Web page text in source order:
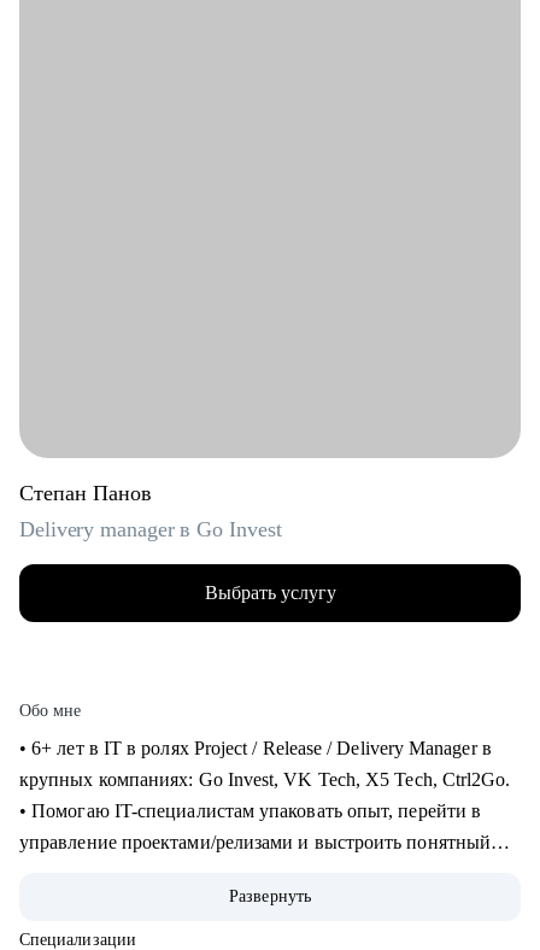
Степан Панов
Delivery manager в Go Invest
Выбрать услугу
Обо мне
• 6+ лет в IT в ролях Project / Release / Delivery Manager в
крупных компаниях: Go Invest, VK Tech, X5 Tech, Ctrl2Go.
• Помогаю IT-специалистам упаковать опыт, перейти в
управление проектами/релизами и выстроить понятный
• Обучение и сертификаты:
• 2024 — ITSM. Основы управления ИТ-услугами
Развернуть
Специализации